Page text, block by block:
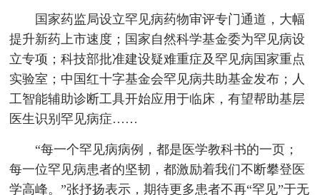
国家药监局设立罕见病药物审评专门通道，大幅
提升新药上市速度；国家自然科学基金委为罕见病设
立专项；科技部批准建设疑难重症及罕见病国家重点
实验室；中国红十字基金会罕见病共助基金发布；人
工智能辅助诊断工具开始应用于临床，有望帮助基层
医生识别罕见病症……
“每一个罕见病病例，都是医学教科书的一页；
每一位罕见病患者的坚韧，都激励着我们不断攀登医
学高峰。”张抒扬表示，期待更多患者不再“罕见”于无